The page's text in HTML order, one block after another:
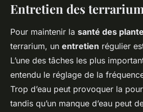
Entretien des
Pour maintenir la santé des
terrarium, un entretien régulier
L’une des tâches les plus
entendu le réglage de la
Trop d’eau peut provoquer la
tandis qu’un manque d’eau peut